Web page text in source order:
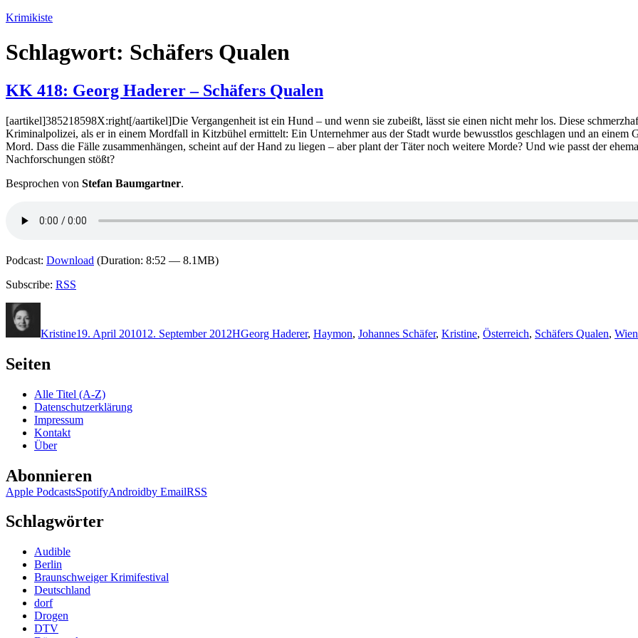
Zum
springen
Krimikiste
Schlagwort: Schäfers Qualen
KK 418: Georg Haderer – Schäfers Qualen
[aartikel]385218598X:right[/aartikel]Die Vergangenheit ist ein Hund – und wenn sie zubeißt, lässt sie einen nicht mehr los. Diese
Kriminalpolizei, als er in einem Mordfall in Kitzbühel ermittelt: Ein Unternehmer aus der Stadt wurde bewusstlos geschlagen und an einem
Mord. Dass die Fälle zusammenhängen, scheint auf der Hand zu liegen – aber plant der Täter noch weitere Morde? Und wie passt der
Nachforschungen stößt?
Besprochen von Stefan Baumgartner.
Podcast: Download (Duration: 8:52 — 8.1MB)
Subscribe: RSS
Kristine19. April 201012. September 2012HGeorg Haderer, Haymon, Johannes Schäfer, Kristine, Österreich, Schäfers Qualen, Wien
Seiten
Alle Titel (A-Z)
Datenschutzerklärung
Impressum
Kontakt
Über
Abonnieren
Apple PodcastsSpotifyAndroidby EmailRSS
Schlagwörter
Audible
Berlin
Braunschweiger Krimifestival
Deutschland
dorf
Drogen
DTV